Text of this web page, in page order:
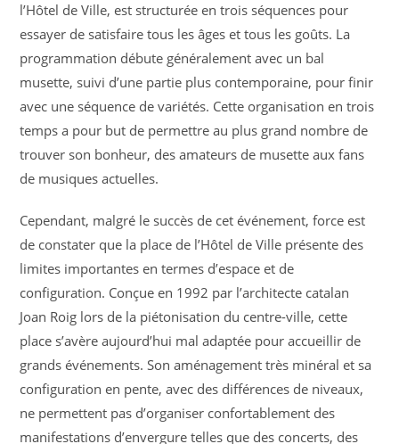
l’Hôtel de Ville, est structurée en trois séquences pour
essayer de satisfaire tous les âges et tous les goûts. La
programmation débute généralement avec un bal
musette, suivi d’une partie plus contemporaine, pour finir
avec une séquence de variétés. Cette organisation en trois
temps a pour but de permettre au plus grand nombre de
trouver son bonheur, des amateurs de musette aux fans
de musiques actuelles.
Cependant, malgré le succès de cet événement, force est
de constater que la place de l’Hôtel de Ville présente des
limites importantes en termes d’espace et de
configuration. Conçue en 1992 par l’architecte catalan
Joan Roig lors de la piétonisation du centre-ville, cette
place s’avère aujourd’hui mal adaptée pour accueillir de
grands événements. Son aménagement très minéral et sa
configuration en pente, avec des différences de niveaux,
ne permettent pas d’organiser confortablement des
manifestations d’envergure telles que des concerts, des